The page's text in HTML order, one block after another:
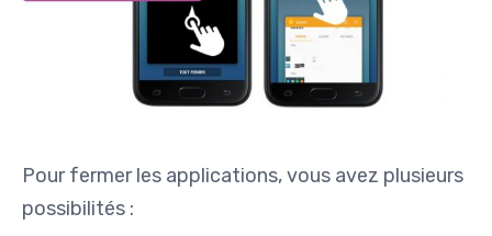
Pour fermer les applications, vous avez plusieurs
possibilités :